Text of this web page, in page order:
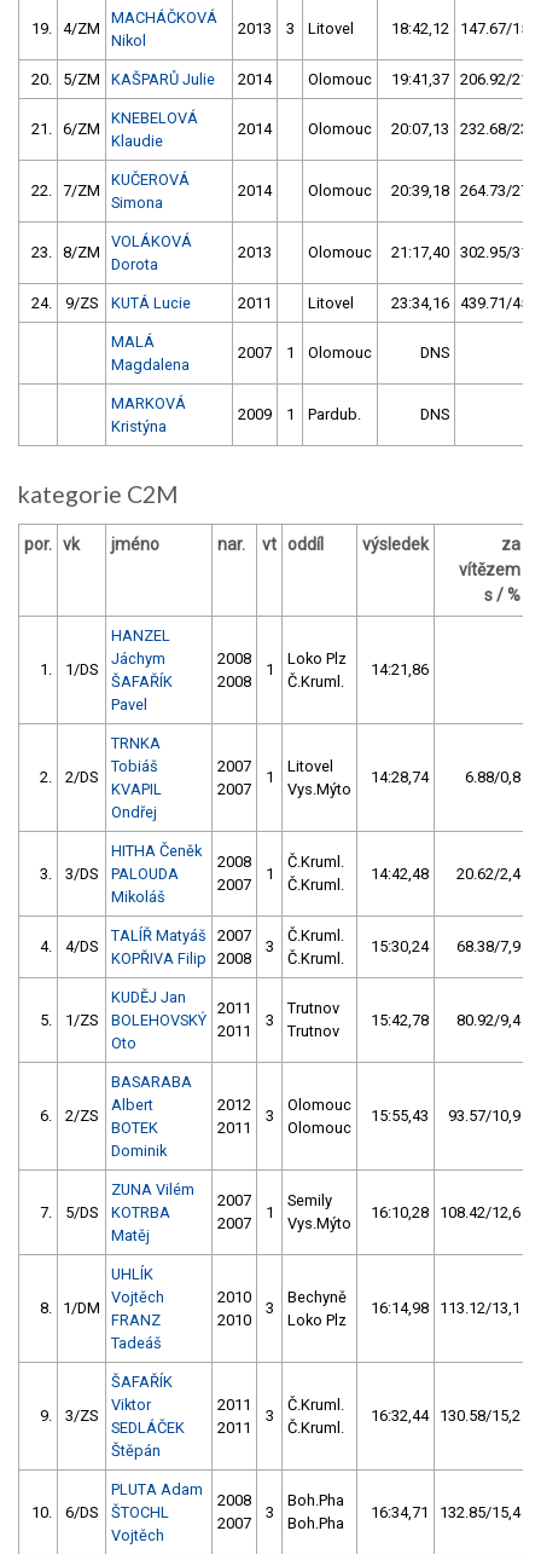
19. 4/ZM
MACHÁČKOVÁ
Nikol
2013 3 Litovel 18:42,12 147.67/15,2
20. 5/ZM KAŠPARŮ Julie 2014 Olomouc 19:41,37 206.92/21,2
21. 6/ZM
KNEBELOVÁ
Klaudie
2014 Olomouc 20:07,13 232.68/23,9
22. 7/ZM
KUČEROVÁ
Simona
2014 Olomouc 20:39,18 264.73/27,2
23. 8/ZM
VOLÁKOVÁ
Dorota
2013 Olomouc 21:17,40 302.95/31,1
24. 9/ZS KUTÁ Lucie 2011 Litovel 23:34,16 439.71/45,1
MALÁ
Magdalena
2007 1 Olomouc DNS
MARKOVÁ
Kristýna
2009 1 Pardub. DNS
kategorie C2M
por. vk jméno nar. vt oddíl výsledek
za
vítězem
s / %
1. 1/DS
HANZEL
Jáchym
ŠAFAŘÍK
Pavel
2008
2008
1
Loko Plz
Č.Kruml.
14:21,86
2. 2/DS
TRNKA
Tobiáš
KVAPIL
Ondřej
2007
2007
1
Litovel
Vys.Mýto
14:28,74 6.88/0,8
3. 3/DS
HITHA Čeněk
PALOUDA
Mikoláš
2008
2007
1
Č.Kruml.
Č.Kruml.
14:42,48 20.62/2,4
4. 4/DS
TALÍŘ Matyáš
KOPŘIVA Filip
2007
2008
3
Č.Kruml.
Č.Kruml.
15:30,24 68.38/7,9
5. 1/ZS
KUDĚJ Jan
BOLEHOVSKÝ
Oto
2011
2011
3
Trutnov
Trutnov
15:42,78 80.92/9,4
6. 2/ZS
BASARABA
Albert
BOTEK
Dominik
2012
2011
3
Olomouc
Olomouc
15:55,43 93.57/10,9
7. 5/DS
ZUNA Vilém
KOTRBA
Matěj
2007
2007
1
Semily
Vys.Mýto
16:10,28 108.42/12,6
8. 1/DM
UHLÍK
Vojtěch
FRANZ
Tadeáš
2010
2010
3
Bechyně
Loko Plz
16:14,98 113.12/13,1
9. 3/ZS
ŠAFAŘÍK
Viktor
SEDLÁČEK
Štěpán
2011
2011
3
Č.Kruml.
Č.Kruml.
16:32,44 130.58/15,2
10. 6/DS
PLUTA Adam
ŠTOCHL
Vojtěch
2008
2007
3
Boh.Pha
Boh.Pha
16:34,71 132.85/15,4